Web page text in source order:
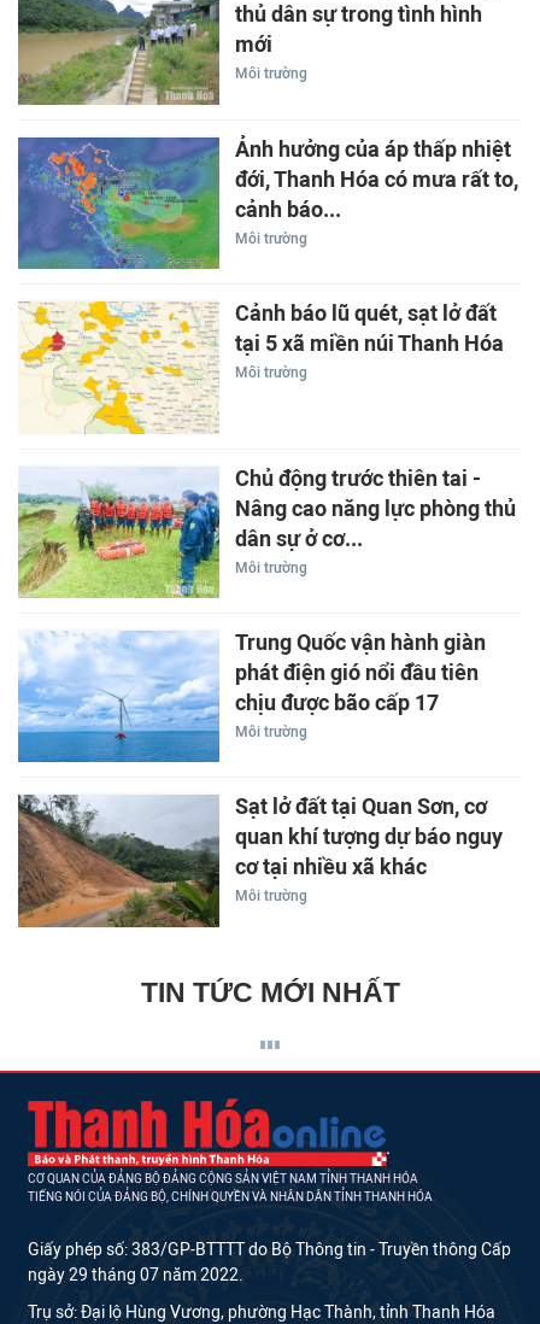
thủ dân sự trong tình hình
mới
Môi trường
Ảnh hưởng của áp thấp nhiệt
đới, Thanh Hóa có mưa rất to,
cảnh báo...
Môi trường
Cảnh báo lũ quét, sạt lở đất
tại 5 xã miền núi Thanh Hóa
Môi trường
Chủ động trước thiên tai -
Nâng cao năng lực phòng thủ
dân sự ở cơ...
Môi trường
Trung Quốc vận hành giàn
phát điện gió nổi đầu tiên
chịu được bão cấp 17
Môi trường
Sạt lở đất tại Quan Sơn, cơ
quan khí tượng dự báo nguy
cơ tại nhiều xã khác
Môi trường
TIN TỨC MỚI NHẤT
CƠ QUAN CỦA ĐẢNG BỘ ĐẢNG CỘNG SẢN VIỆT NAM TỈNH THANH HÓA
TIẾNG NÓI CỦA ĐẢNG BỘ, CHÍNH QUYỀN VÀ NHÂN DÂN TỈNH THANH HÓA
Giấy phép số: 383/GP-BTTTT do Bộ Thông tin - Truyền thông Cấp
ngày 29 tháng 07 năm 2022.
Trụ sở: Đại lộ Hùng Vương, phường Hạc Thành, tỉnh Thanh Hóa